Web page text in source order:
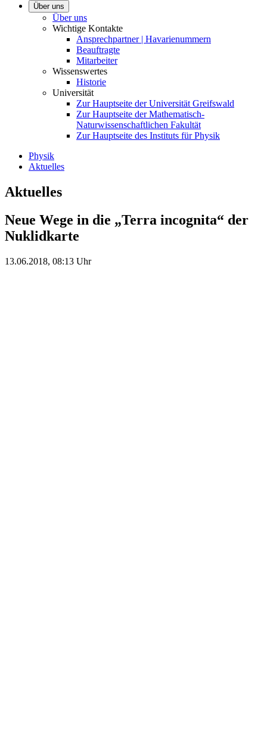
Über uns
Über uns
Wichtige Kontakte
Ansprechpartner | Havarienummern
Beauftragte
Mitarbeiter
Wissenswertes
Historie
Universität
Zur Hauptseite der Universität Greifswald
Zur Hauptseite der Mathematisch-
Naturwissenschaftlichen Fakultät
Zur Hauptseite des Instituts für Physik
Physik
Aktuelles
Aktuelles
Neue Wege in die „Terra incognita“ der
Nuklidkarte
13.06.2018, 08:13 Uhr